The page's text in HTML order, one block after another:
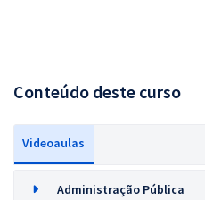
Conteúdo deste curso
Videoaulas
Administração Pública